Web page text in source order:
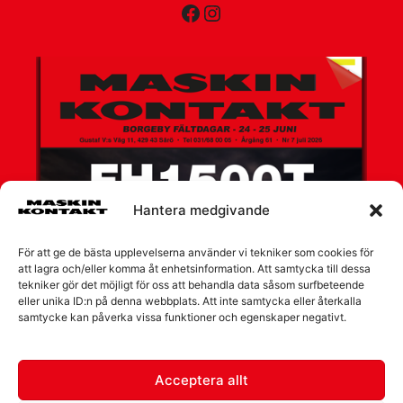
Hantera medgivande
För att ge de bästa upplevelserna använder vi tekniker som cookies för
att lagra och/eller komma åt enhetsinformation. Att samtycka till dessa
tekniker gör det möjligt för oss att behandla data såsom surfbeteende
eller unika ID:n på denna webbplats. Att inte samtycka eller återkalla
samtycke kan påverka vissa funktioner och egenskaper negativt.
Acceptera allt
Facebook
Instagram